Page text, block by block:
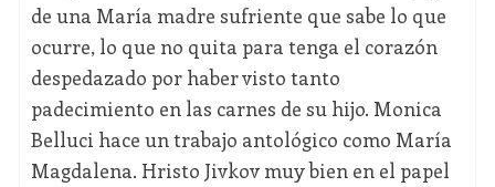
de una María madre sufriente que sabe lo que
ocurre, lo que no quita para tenga el corazón
despedazado por haber visto tanto
padecimiento en las carnes de su hijo. Monica
Belluci hace un trabajo antológico como María
Magdalena. Hristo Jivkov muy bien en el papel